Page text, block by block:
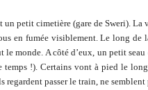
un petit cimetière (gare de Sweri). La
en fumée visiblement. Le long de
monde. A côté d’eux, un petit seau
temps !). Certains vont à pied le
passer le train, ne semblent